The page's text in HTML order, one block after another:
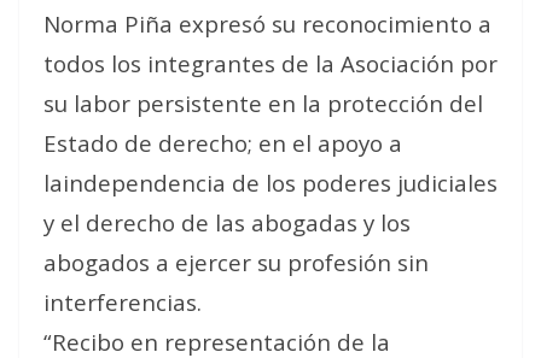
Norma Piña expresó su reconocimiento a
todos los integrantes de la Asociación por
su labor persistente en la protección del
Estado de derecho; en el apoyo a
laindependencia de los poderes judiciales
y el derecho de las abogadas y los
abogados a ejercer su profesión sin
interferencias.
“Recibo en representación de la